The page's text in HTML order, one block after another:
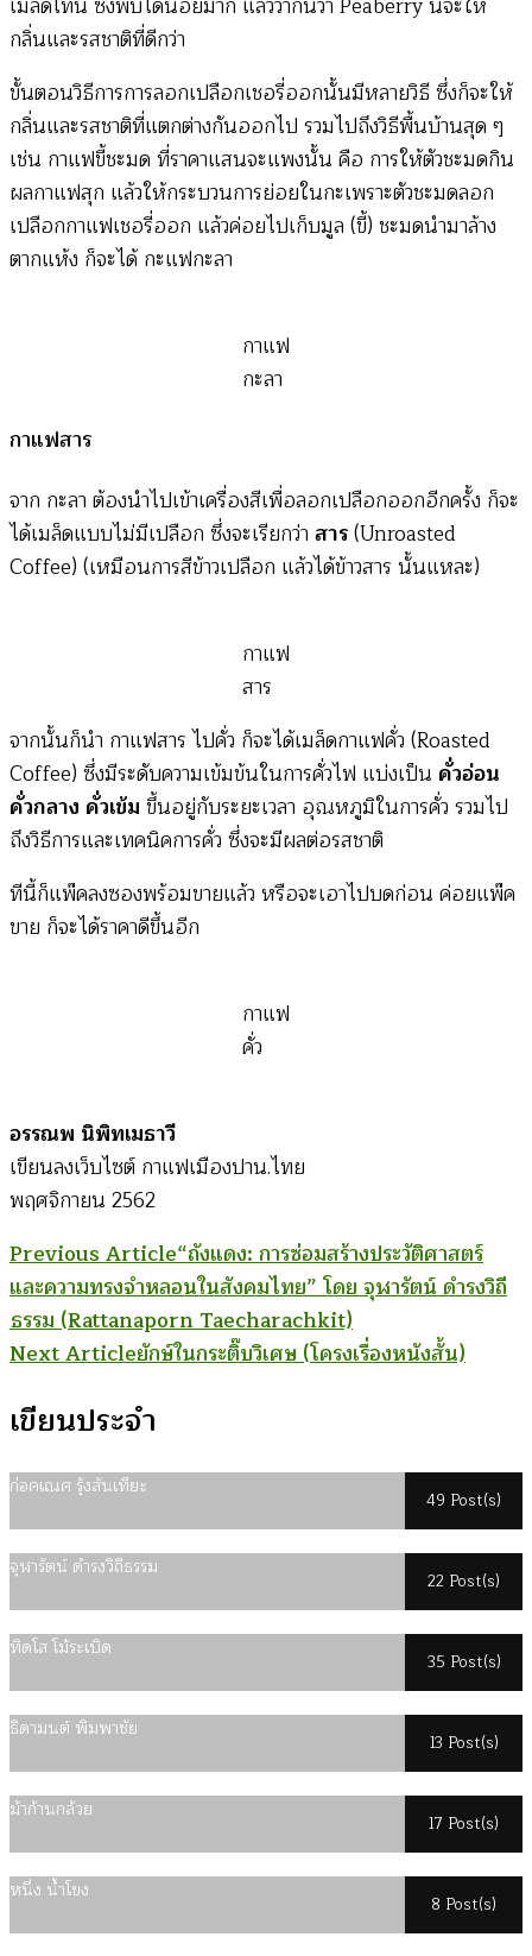
กลิ่นและรสชาติที่ดีกว่า
ขั้นตอนวิธีการการลอกเปลือกเชอรี่ออกนั้นมีหลายวิธี ซึ่งก็จะให้
กลิ่นและรสชาติที่แตกต่างกันออกไป รวมไปถึงวิธีพื้นบ้านสุด ๆ
เช่น กาแฟขี้ชะมด ที่ราคาแสนจะแพงนั้น คือ การให้ตัวชะมดกิน
ผลกาแฟสุก แล้วให้กระบวนการย่อยในกะเพราะตัวชะมดลอก
เปลือกกาแฟเชอรี่ออก แล้วค่อยไปเก็บมูล (ขี้) ชะมดนำมาล้าง
ตากแห้ง ก็จะได้ กะแฟกะลา
กาแฟ
กะลา
กาแฟสาร
จาก กะลา ต้องนำไปเข้าเครื่องสีเพื่อลอกเปลือกออกอีกครั้ง ก็จะ
ได้เมล็ดแบบไม่มีเปลือก ซึ่งจะเรียกว่า สาร(Unroasted
Coffee) (เหมือนการสีข้าวเปลือก แล้วได้ข้าวสาร นั้นแหละ)
กาแฟ
สาร
จากนั้นก็นำ กาแฟสาร ไปคั่ว ก็จะได้เมล็ดกาแฟคั่ว (Roasted
Coffee) ซึ่งมีระดับความเข้มข้นในการคั่วไฟ แบ่งเป็น คั่วอ่อน
คั่วกลาง คั่วเข้ม ขึ้นอยู่กับระยะเวลา อุณหภูมิในการคั่ว รวมไป
ถึงวิธีการและเทคนิคการคั่ว ซึ่งจะมีผลต่อรสชาติ
ทีนี้ก็แพ๊คลงซองพร้อมขายแล้ว หรือจะเอาไปบดก่อน ค่อยแพ๊ค
ขาย ก็จะได้ราคาดีขึ้นอีก
กาแฟ
คั่ว
อรรณพ นิพิทเมธาวี
เขียนลงเว็บไซต์ กาแฟเมืองปาน.ไทย
พฤศจิกายน 2562
Post
Navigation
Previous Article“ถังแดง: การซ่อมสร้างประวัติศาสตร์
และความทรงจำหลอนในสังคมไทย” โดย จุฬารัตน์ ดำรงวิถี
ธรรม (Rattanaporn Taecharachkit)
Next Articleยักษ์ในกระติ๊บวิเศษ (โครงเรื่องหนังสั้น)
เขียนประจำ
ก่อคเณศ รุ้งสันเทียะ
49 Post(s)
จุฬารัตน์ ดำรงวิถีธรรม
22 Post(s)
ทิดโส โม้ระเบิด
35 Post(s)
ธิดามนต์ พิมพาชัย
13 Post(s)
ม้าก้านกล้วย
17 Post(s)
หนึ่ง น้ำโขง
8 Post(s)